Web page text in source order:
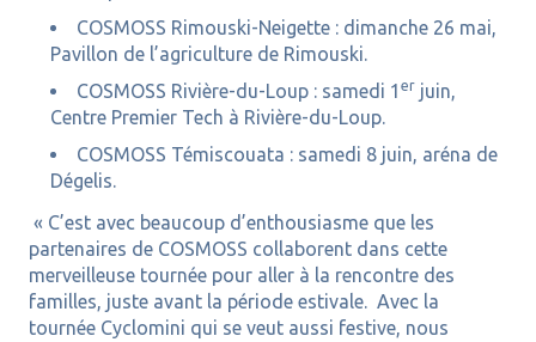
COSMOSS Rimouski-Neigette : dimanche 26 mai,
Pavillon de l’agriculture de Rimouski.
COSMOSS Rivière-du-Loup : samedi 1 erjuin,
Centre Premier Tech à Rivière-du-Loup.
COSMOSS Témiscouata : samedi 8 juin, aréna de
Dégelis.
« C’est avec beaucoup d’enthousiasme que les
partenaires de COSMOSS collaborent dans cette
merveilleuse tournée pour aller à la rencontre des
familles, juste avant la période estivale. Avec la
tournée Cyclomini qui se veut aussi festive, nous